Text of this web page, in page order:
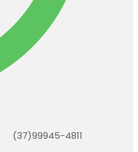
(37)99945-4811